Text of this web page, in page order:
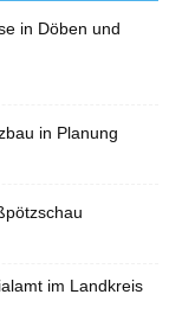
in Döben und
in Planung
im Landkreis